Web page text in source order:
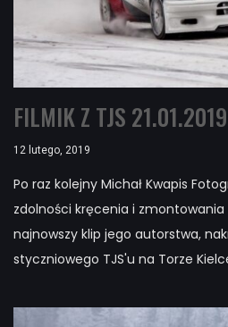
FILMIK Z TJS 21.01.2019
12 lutego, 2019
Po raz kolejny Michał Kwapis
zdolności kręcenia i
najnowszy klip jego autorstwa,
styczniowego TJS'u na Torze